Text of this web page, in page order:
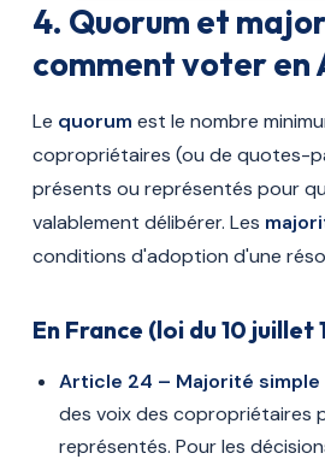
4. Quorum et
comment voter en
Le quorum est le nombre
copropriétaires (ou de quotes-
présents ou représentés pour
valablement délibérer. Les
conditions d'adoption d'une
En France (loi du 10 juillet
Article 24 – Majorité simple
des voix des copropriétaires
représentés. Pour les